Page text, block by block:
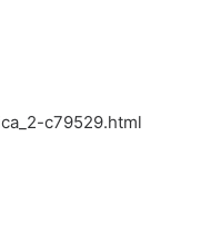
c79529.html